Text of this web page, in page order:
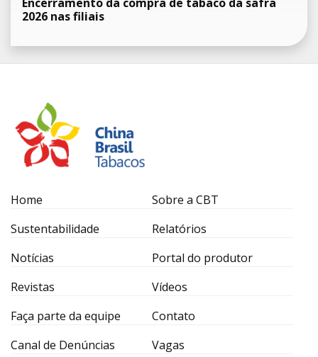
2026 nas filiais
Home
Sobre a CBT
Sustentabilidade
Relatórios
Notícias
Portal do produtor
Revistas
Vídeos
Faça parte da equipe
Contato
Canal de Denúncias
Vagas